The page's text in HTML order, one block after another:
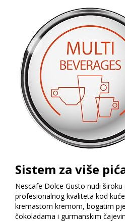
Sistem za više
Nescafe Dolce Gusto nudi široku
profesionalnog kvaliteta kod
kremastom kremom, bogatim
čokoladama i gurmanskim